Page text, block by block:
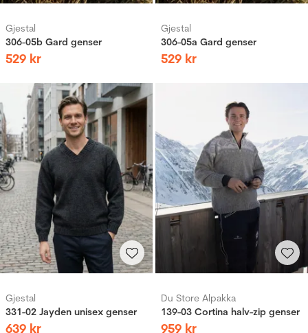
Gjestal
306-05b Gard genser
529 kr
Gjestal
306-05a Gard genser
529 kr
Gjestal
331-02 Jayden unisex genser
639 kr
Du Store Alpakka
139-03 Cortina halv-zip genser
959 kr